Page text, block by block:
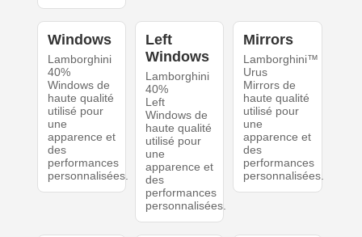
Windows
Lamborghini
40%
Windows de
haute qualité
utilisé pour
une
apparence et
des
performances
personnalisées.
Left
Windows
Lamborghini
40%
Left
Windows de
haute qualité
utilisé pour
une
apparence et
des
performances
personnalisées.
Mirrors
Lamborghini™
Urus
Mirrors de
haute qualité
utilisé pour
une
apparence et
des
performances
personnalisées.